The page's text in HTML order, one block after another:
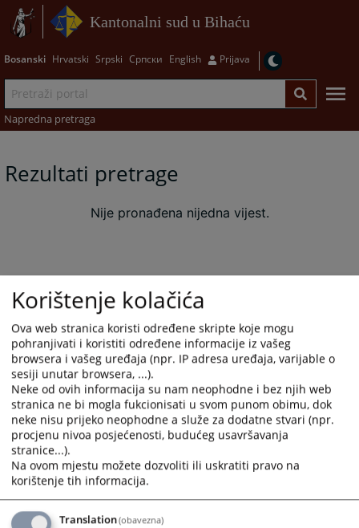
Kantonalni sud u Bihaću
Bosanski Hrvatski Srpski Српски English Prijava
Napredna pretraga
Rezultati pretrage
Nije pronađena nijedna vijest.
Korištenje kolačića
Ova web stranica koristi određene skripte koje mogu
pohranjivati i koristiti određene informacije iz vašeg
browsera i vašeg uređaja (npr. IP adresa uređaja, varijable o
sesiji unutar browsera, ...).
Neke od ovih informacija su nam neophodne i bez njih web
stranica ne bi mogla fukcionisati u svom punom obimu, dok
neke nisu prijeko neophodne a služe za dodatne stvari (npr.
procjenu nivoa posjećenosti, budućeg usavršavanja
stranice...).
Na ovom mjestu možete dozvoliti ili uskratiti pravo na
korištenje tih informacija.
Translation(obavezna)